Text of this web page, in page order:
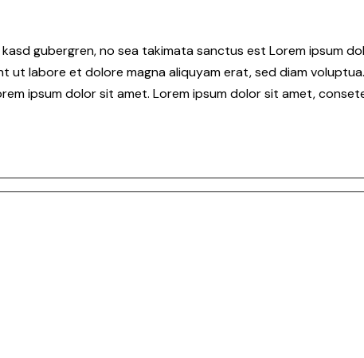
gubergren, no sea takimata sanctus est Lorem ipsum
ut labore et dolore magna aliquyam erat, sed diam
ipsum dolor sit amet. Lorem ipsum dolor sit amet,